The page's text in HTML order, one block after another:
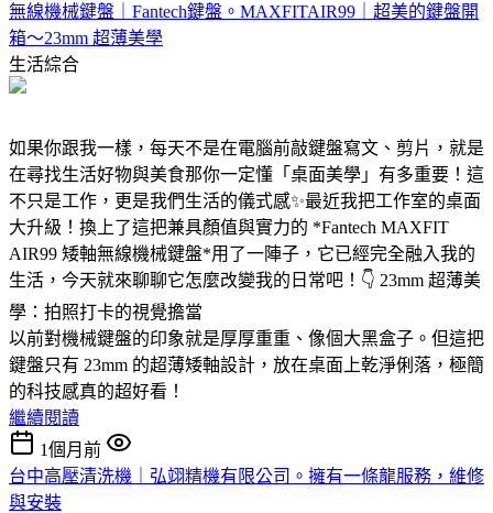
無線機械鍵盤｜Fantech鍵盤。MAXFITAIR99｜超美的鍵盤開
箱～23mm 超薄美學
生活綜合
如果你跟我一樣，每天不是在電腦前敲鍵盤寫文、剪片，就是
在尋找生活好物與美食那你一定懂「桌面美學」有多重要！這
不只是工作，更是我們生活的儀式感✨最近我把工作室的桌面
大升級！換上了這把兼具顏值與實力的 *Fantech MAXFIT
AIR99 矮軸無線機械鍵盤*用了一陣子，它已經完全融入我的
生活，今天就來聊聊它怎麼改變我的日常吧！👇 23mm 超薄美
學：拍照打卡的視覺擔當
以前對機械鍵盤的印象就是厚厚重重、像個大黑盒子。但這把
鍵盤只有 23mm 的超薄矮軸設計，放在桌面上乾淨俐落，極簡
的科技感真的超好看！
繼續閱讀
1個月前
台中高壓清洗機｜弘翊精機有限公司。擁有一條龍服務，維修
與安裝